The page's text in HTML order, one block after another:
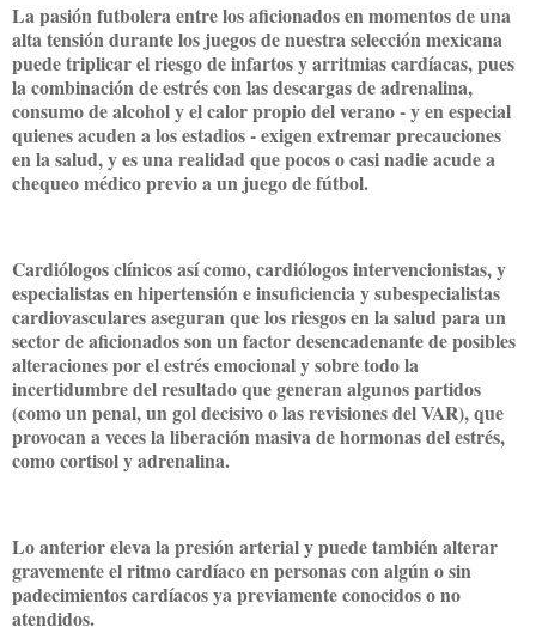
La pasión futbolera entre los aficionados en momentos de una
alta tensión durante los juegos de nuestra selección mexicana
puede triplicar el riesgo de infartos y arritmias cardíacas, pues
la combinación de estrés con las descargas de adrenalina,
consumo de alcohol y el calor propio del verano - y en especial
quienes acuden a los estadios - exigen extremar precauciones
en la salud, y es una realidad que pocos o casi nadie acude a
chequeo médico previo a un juego de fútbol.
Cardiólogos clínicos así como, cardiólogos intervencionistas, y
especialistas en hipertensión e insuficiencia y subespecialistas
cardiovasculares aseguran que los riesgos en la salud para un
sector de aficionados son un factor desencadenante de posibles
alteraciones por el estrés emocional y sobre todo la
incertidumbre del resultado que generan algunos partidos
(como un penal, un gol decisivo o las revisiones del VAR), que
provocan a veces la liberación masiva de hormonas del estrés,
como cortisol y adrenalina.
Lo anterior eleva la presión arterial y puede también alterar
gravemente el ritmo cardíaco en personas con algún o sin
padecimientos cardíacos ya previamente conocidos o no
atendidos.